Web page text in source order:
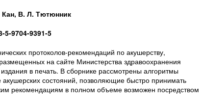
В. Л. Тютюнник
5-9704-9391-5
протоколов-рекомендаций по акушерству,
на сайте Министерства здравоохранения
в печать. В сборнике рассмотрены алгоритмы
состояний, позволяющие быстро принимать
рекомендациям в полном объеме возможен посредством